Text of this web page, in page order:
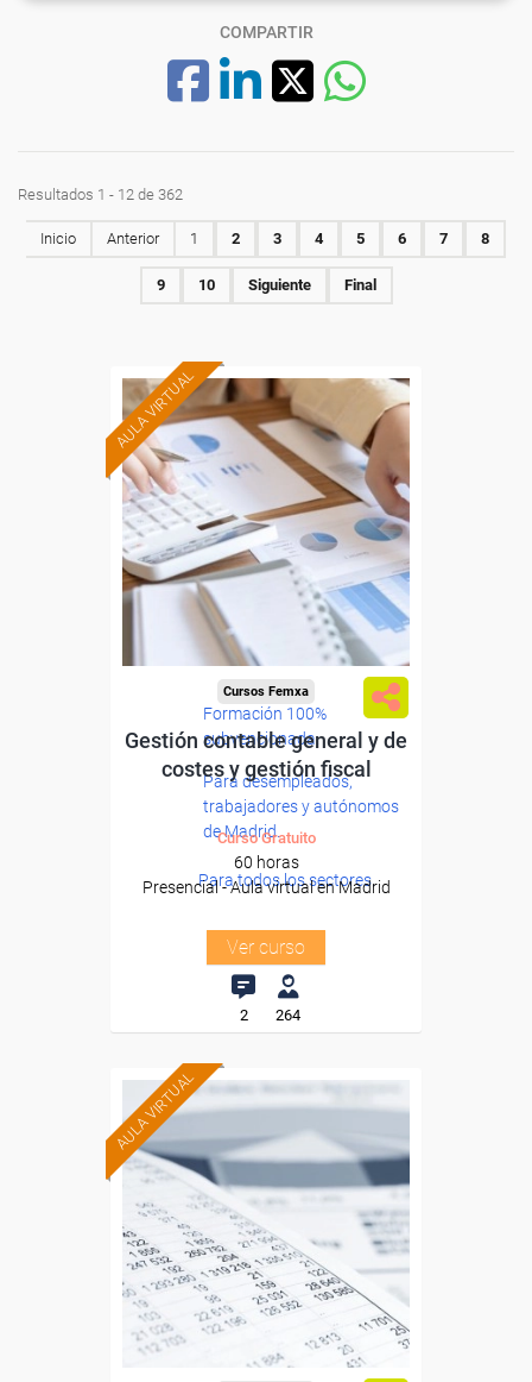
COMPARTIR
Resultados 1 - 12 de 362
Inicio Anterior 1 2 3 4 5 6 7 8
9 10 Siguiente Final
AULA VIRTUAL
Formación 100%
subvencionada.
Para desempleados,
trabajadores y autónomos
de Madrid.
Para todos los sectores.
Cursos Femxa
Gestión contable general y de
costes y gestión fiscal
Curso Gratuito
60 horas
Presencial - Aula virtual en Madrid
Ver curso
2 264
AULA VIRTUAL